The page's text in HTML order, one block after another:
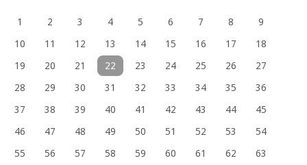
1 2 3 4 5 6 7 8
9
10
11 12 13 14 15 16 17
18
19
20 21 22 23 24 25 26
27
28
29 30 31 32 33 34 35
36
37
38 39 40 41 42 43 44
45
46
47 48 49 50 51 52 53
54
55
56 57 58 59 60 61 62
63